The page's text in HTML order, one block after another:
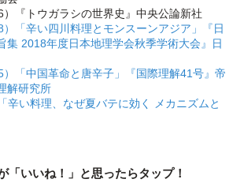
）『トウガラシの世界史』中央公論新社
「辛い四川料理とモンスーンアジア」『日
集 2018年度日本地理学会秋季学術大会』日
）「中国革命と唐辛子」『国際理解41号』帝
解研究所
辛い料理、なぜ夏バテに効く メカニズムと
「いいね！」と思ったらタップ！